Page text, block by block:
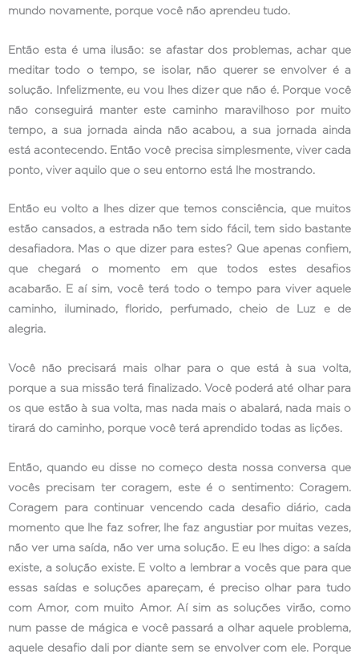
mundo novamente, porque você não aprendeu tudo.
Então esta é uma ilusão: se afastar dos problemas, achar que
meditar todo o tempo, se isolar, não querer se envolver é a
solução. Infelizmente, eu vou lhes dizer que não é. Porque você
não conseguirá manter este caminho maravilhoso por muito
tempo, a sua jornada ainda não acabou, a sua jornada ainda
está acontecendo. Então você precisa simplesmente, viver cada
ponto, viver aquilo que o seu entorno está lhe mostrando.
Então eu volto a lhes dizer que temos consciência, que muitos
estão cansados, a estrada não tem sido fácil, tem sido bastante
desafiadora. Mas o que dizer para estes? Que apenas confiem,
que chegará o momento em que todos estes desafios
acabarão. E aí sim, você terá todo o tempo para viver aquele
caminho, iluminado, florido, perfumado, cheio de Luz e de
alegria.
Você não precisará mais olhar para o que está à sua volta,
porque a sua missão terá finalizado. Você poderá até olhar para
os que estão à sua volta, mas nada mais o abalará, nada mais o
tirará do caminho, porque você terá aprendido todas as lições.
Então, quando eu disse no começo desta nossa conversa que
vocês precisam ter coragem, este é o sentimento: Coragem.
Coragem para continuar vencendo cada desafio diário, cada
momento que lhe faz sofrer, lhe faz angustiar por muitas vezes,
não ver uma saída, não ver uma solução. E eu lhes digo: a saída
existe, a solução existe. E volto a lembrar a vocês que para que
essas saídas e soluções apareçam, é preciso olhar para tudo
com Amor, com muito Amor. Aí sim as soluções virão, como
num passe de mágica e você passará a olhar aquele problema,
aquele desafio dali por diante sem se envolver com ele. Porque